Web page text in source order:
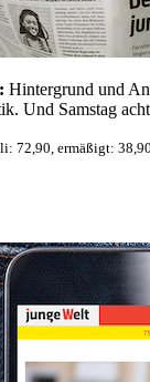
Hintergrund und
Und Samstag
72,90, ermäßigt: 38,90